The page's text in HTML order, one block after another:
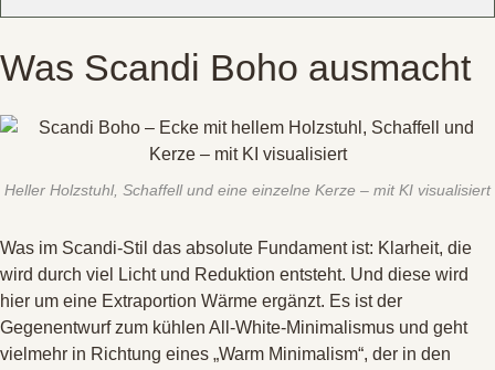
Was Scandi Boho ausmacht
Heller Holzstuhl, Schaffell und eine einzelne Kerze – mit KI visualisiert
Was im Scandi-Stil das absolute Fundament ist: Klarheit, die
wird durch viel Licht und Reduktion entsteht. Und diese wird
hier um eine Extraportion Wärme ergänzt. Es ist der
Gegenentwurf zum kühlen All-White-Minimalismus und geht
vielmehr in Richtung eines „Warm Minimalism“, der in den